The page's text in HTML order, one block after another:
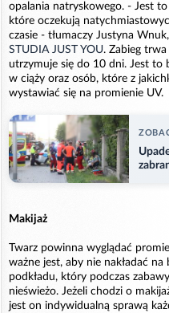
opalania natryskowego. - Jest
które oczekują
czasie - tłumaczy Justyna
STUDIA JUST YOU. Zabieg
utrzymuje się do 10 dni. Jest to
w ciąży oraz osób, które z
wystawiać się na promienie UV.
Makijaż
Twarz powinna wyglądać
ważne jest, aby nie nakładać
podkładu, który podczas
nieświeżo. Jeżeli chodzi o
jest on indywidualną sprawą